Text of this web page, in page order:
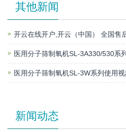
其他新闻
开云在线开户,开云（中国） 全国售
医用分子筛制氧机SL-3A330/530系
医用分子筛制氧机SL-3W系列使用
新闻动态